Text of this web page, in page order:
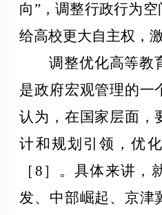
向”，调整行政行为空
给高校更大自主权，
调整优化高等教
是政府宏观管理的一
认为，在国家层面，
计和规划引领，优
［ 8］。具体来讲，
发、中部崛起、京津